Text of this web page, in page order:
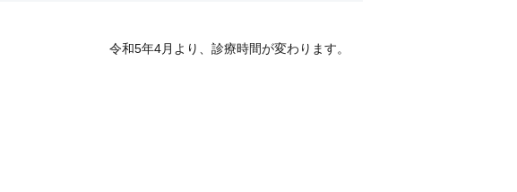
令和5年4月より、診療時間が変わります。